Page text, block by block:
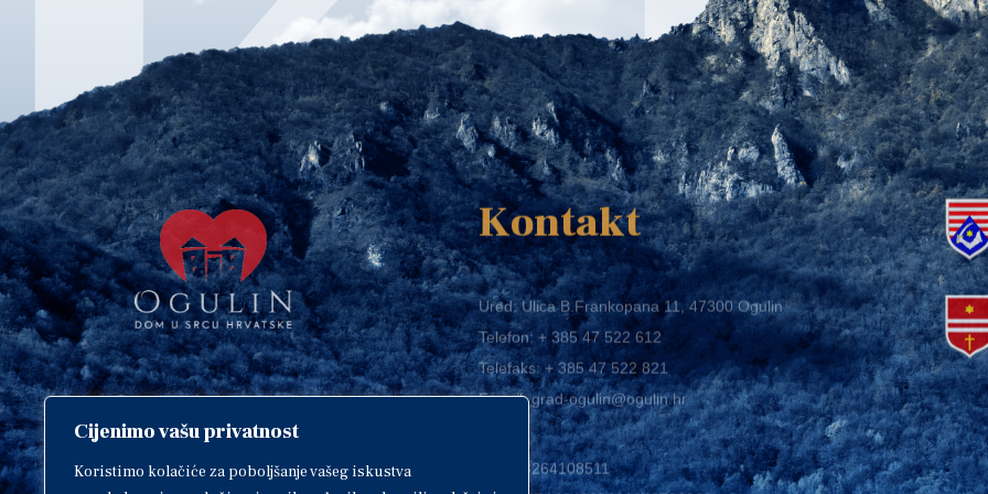
Cijenimo vašu privatnost
Koristimo kolačiće za poboljšanje vašeg iskustva
Copyright © 2018. Grad Ogulin,
sva prava pridržana.
Kontakt
Ured: Ulica B.Frankopana 11, 47300 Ogulin
Telefon:+ 385 47 522 612
Telefaks:+ 385 47 522 821
E-mail:grad-ogulin@ogulin.hr
OIB: 58264108511
IBAN: HR1424020061829700009